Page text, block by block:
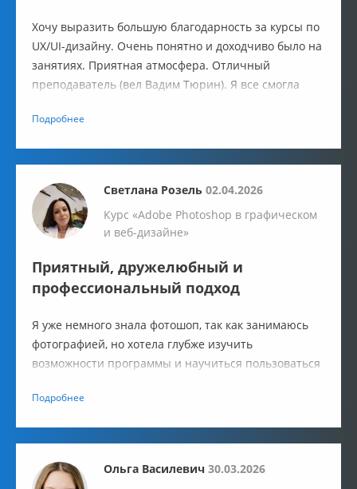
Хочу выразить большую благодарность за курсы по
UX/UI-дизайну. Очень понятно и доходчиво было на
занятиях. Приятная атмосфера. Отличный
преподаватель (вел Вадим Тюрин). Я все смогла
непогоду идти на лекции.
Подробнее
Светлана Розель 02.04.2026
Курс «Adobe Photoshop в графическом
и веб-дизайне»
Приятный, дружелюбный и
профессиональный подход
Я уже немного знала фотошоп, так как занимаюсь
фотографией, но хотела глубже изучить
возможности программы и научиться пользоваться
Academy выбрала, доверившись отзывам.
Подробнее
Ольга Василевич 30.03.2026